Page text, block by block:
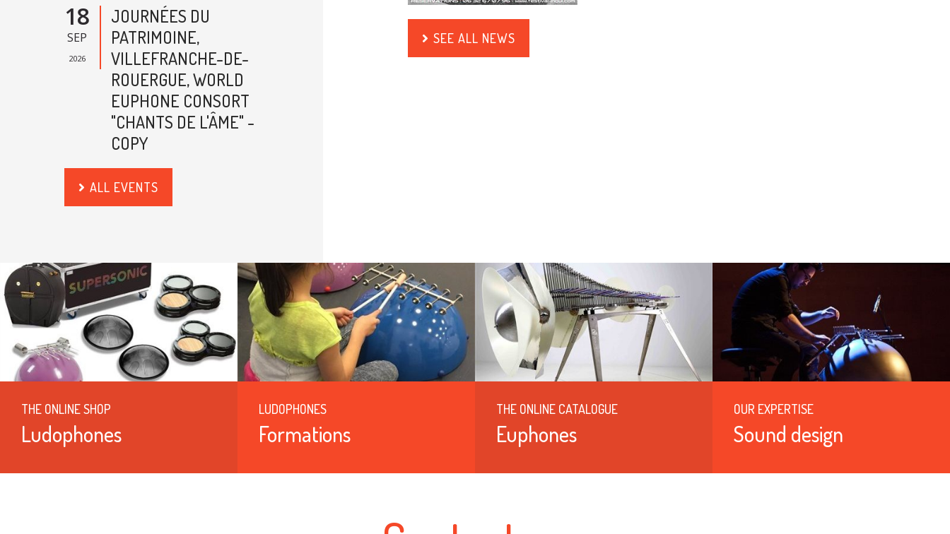
SEE ALL NEWS
18
SEP
2026
JOURNÉES DU
PATRIMOINE,
VILLEFRANCHE-DE-
ROUERGUE, WORLD
EUPHONE CONSORT
"CHANTS DE L'ÂME" -
COPY
ALL EVENTS
THE ONLINE SHOP
Ludophones
LUDOPHONES
Formations
THE ONLINE CATALOGUE
Euphones
OUR EXPERTISE
Sound design